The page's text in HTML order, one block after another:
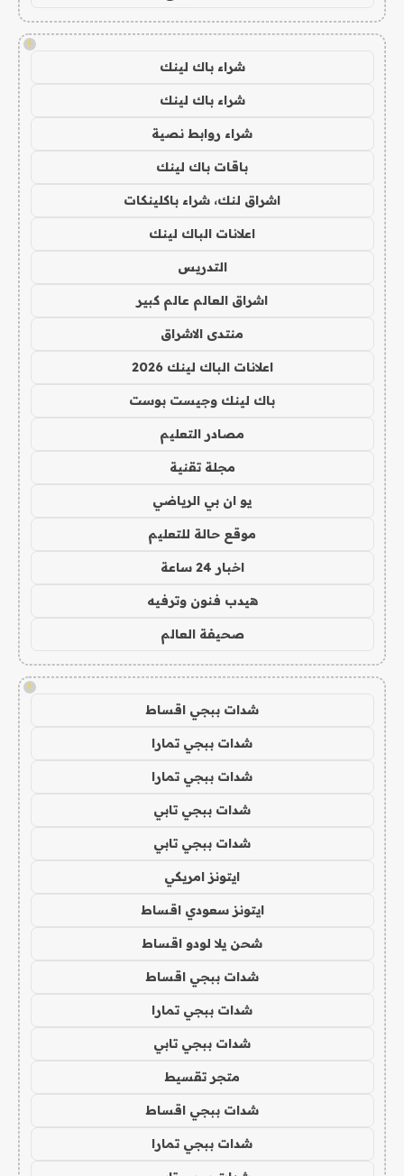
!
شراء باك لينك
شراء باك لينك
شراء روابط نصية
باقات باك لينك
اشراق لنك، شراء باكلينكات
اعلانات الباك لينك
التدريس
اشراق العالم عالم كبير
منتدى الاشراق
اعلانات الباك لينك 2026
باك لينك وجيست بوست
مصادر التعليم
مجلة تقنية
يو ان بي الرياضي
موقع حالة للتعليم
اخبار 24 ساعة
هيدب فنون وترفيه
صحيفة العالم
!
شدات ببجي اقساط
شدات ببجي تمارا
شدات ببجي تمارا
شدات ببجي تابي
شدات ببجي تابي
ايتونز امريكي
ايتونز سعودي اقساط
شحن يلا لودو اقساط
شدات ببجي اقساط
شدات ببجي تمارا
شدات ببجي تابي
متجر تقسيط
شدات ببجي اقساط
شدات ببجي تمارا